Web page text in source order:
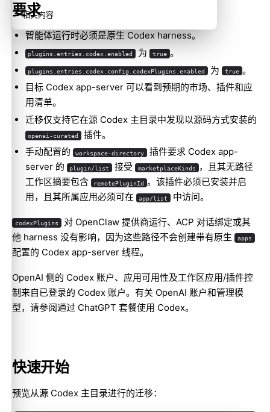
要求
智能体运行时必须是原生 Codex harness。
plugins.entries.codex.enabled 为 true 。
plugins.entries.codex.config.codexPlugins.enabled 为 true 。
目标 Codex app-server 可以看到预期的市场、插件和应
用清单。
迁移仅支持它在源 Codex 主目录中发现以源码方式安装的
openai-curated
插件。
手动配置的
workspace-directory
插件要求 Codex app-
server 的
plugin/list 接受 marketplaceKinds ，且其无路径
工作区摘要包含
remotePluginId 。该插件必须已安装并启
用，且其所属应用必须可在
app/list 中访问。
codexPlugins 对 OpenClaw 提供商运行、ACP 对话绑定或其
他 harness 没有影响，因为这些路径不会创建带有原生
apps
配置的 Codex app-server 线程。
OpenAI 侧的 Codex 账户、应用可用性及工作区应用/插件控
制来自已登录的 Codex 账户。有关 OpenAI 账户和管理模
型，请参阅通过 ChatGPT 套餐使用 Codex。
快速开始
预览从源 Codex 主目录进行的迁移：
相关内容